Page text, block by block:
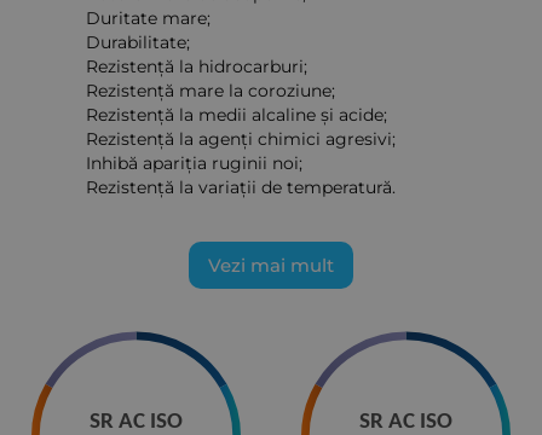
Duritate mare;
Durabilitate;
Rezistență la hidrocarburi;
Rezistență mare la coroziune;
Rezistență la medii alcaline și acide;
Rezistență la agenți chimici agresivi;
Inhibă apariția ruginii noi;
Rezistență la variații de temperatură.
Vezi mai mult
SR AC ISO
SR AC ISO